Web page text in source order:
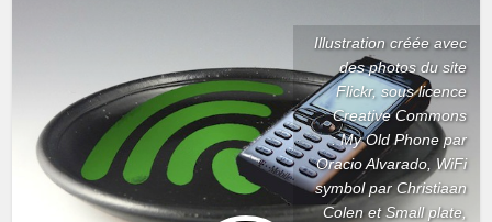
Illustration créée avec
des photos du site
Flickr, sous licence
Creative Commons
: My Old Phone par
Oracio Alvarado, WiFi
symbol par Christiaan
Colen et Small plate,